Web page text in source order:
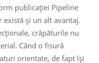
publicației Pipeline
și un alt avantaj.
crăpăturile nu
Când o fisură
orientate, de fapt își